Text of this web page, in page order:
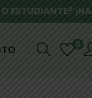
ESTUDIANTE?
0